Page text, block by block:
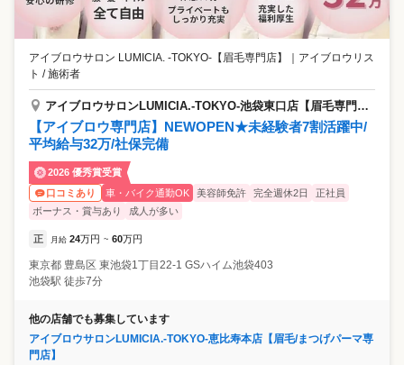
アイブロウサロン LUMICIA. -TOKYO-【眉毛専門店】
アイブロウリス
ト / 施術者
アイブロウサロンLUMICIA.-TOKYO-池袋東口店【眉毛専門店】
【アイブロウ専門店】NEWOPEN★未経験者7割活躍中/
平均給与32万/社保完備
2026 優秀賞受賞
口コミあり
車・バイク通勤OK 美容師免許 完全週休2日
正社員
ボーナス・賞与あり
成人が多い
正 月給 24万円 ~ 60万円
東京都 豊島区 東池袋1丁目22-1 GSハイム池袋403
池袋駅 徒歩7分
他の店舗でも募集しています
アイブロウサロンLUMICIA.-TOKYO-恵比寿本店【眉毛/まつげパーマ専
門店】